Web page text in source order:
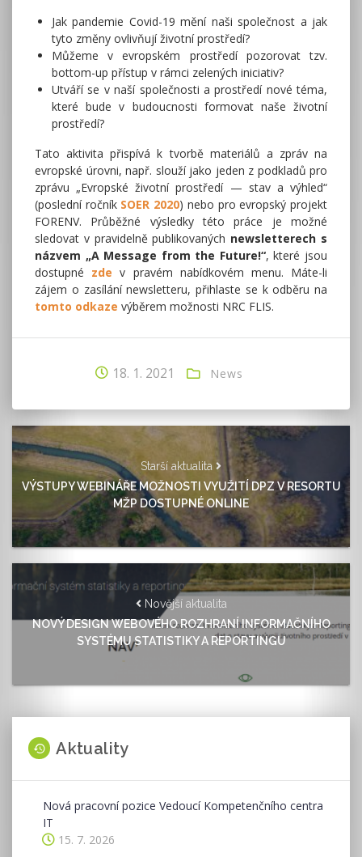
Jak pandemie Covid-19 mění naši společnost a jak
tyto změny ovlivňují životní prostředí?
Můžeme v evropském prostředí pozorovat tzv.
bottom-up přístup v rámci zelených iniciativ?
Utváří se v naší společnosti a prostředí nové téma,
které bude v budoucnosti formovat naše životní
prostředí?
Tato aktivita přispívá k tvorbě materiálů a zpráv na
evropské úrovni, např. slouží jako jeden z podkladů pro
zprávu „Evropské životní prostředí — stav a výhled“
(poslední ročník SOER 2020) nebo pro evropský projekt
FORENV. Průběžné výsledky této práce je možné
sledovat v pravidelně publikovaných newsletterech s
názvem „A Message from the Future!“, které jsou
dostupné zde v pravém nabídkovém menu. Máte-li
zájem o zasílání newsletteru, přihlaste se k odběru na
tomto odkaze výběrem možnosti NRC FLIS.
18. 1. 2021 News
Starší aktualita
VÝSTUPY WEBINÁŘE MOŽNOSTI VYUŽITÍ DPZ V RESORTU
MŽP DOSTUPNÉ ONLINE
Novější aktualita
NOVÝ DESIGN WEBOVÉHO ROZHRANÍ INFORMAČNÍHO
SYSTÉMU STATISTIKY A REPORTINGU
Aktuality
Nová pracovní pozice Vedoucí Kompetenčního centra
IT
15. 7. 2026